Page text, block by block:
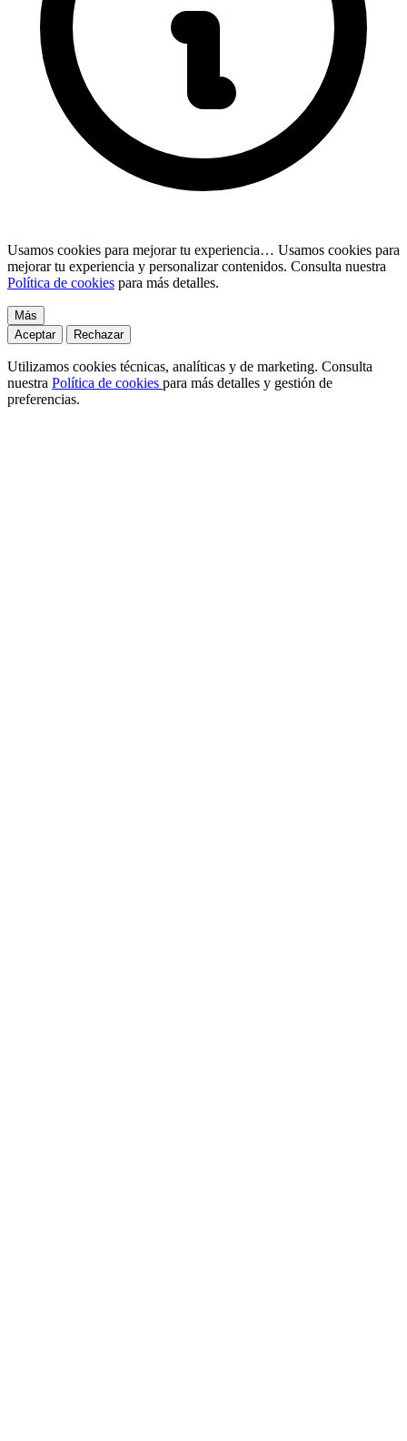
Usamos cookies para mejorar tu experiencia… Usamos cookies para
mejorar tu experiencia y personalizar contenidos. Consulta nuestra
Política de cookies para más detalles.
Más
Aceptar
Rechazar
Utilizamos cookies técnicas, analíticas y de marketing. Consulta
nuestra Política de cookies para más detalles y gestión de
preferencias.